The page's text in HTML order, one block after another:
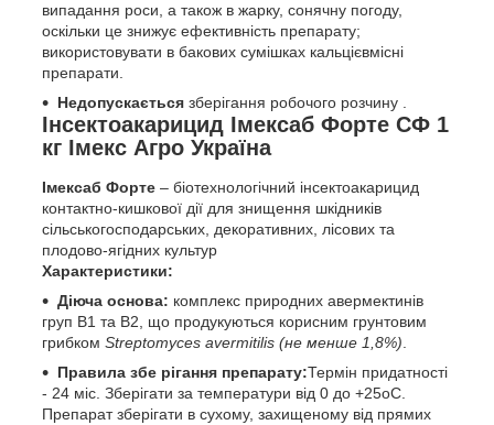
випадання роси, а також в жарку, сонячну погоду,
оскільки це знижує ефективність препарату;
використовувати в бакових сумішках кальцієвмісні
препарати.
Недопускається зберігання робочого розчину .
Інсектоакарицид Імексаб Форте СФ 1
кг Імекс Агро Україна
Імексаб Форте – біотехнологічний інсектоакарицид
контактно-кишкової дії для знищення шкідників
сільськогосподарських, декоративних, лісових та
плодово-ягідних культур
Характеристики:
Діюча основа: комплекс природних авермектинів
груп В1 та В2, що продукуються корисним грунтовим
грибком Streptomyces avermitilis (не менше 1,8%)
Правила збе рігання препарату:Термін придатності
- 24 міс. Зберігати за температури від 0 до +25оС.
Препарат зберігати в сухому, захищеному від прямих